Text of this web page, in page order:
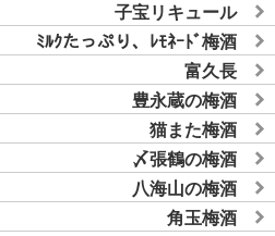
子宝リキュール
ﾐﾙｸたっぷり、ﾚﾓﾈｰﾄﾞ梅酒
富久長
豊永蔵の梅酒
猫また梅酒
〆張鶴の梅酒
八海山の梅酒
角玉梅酒